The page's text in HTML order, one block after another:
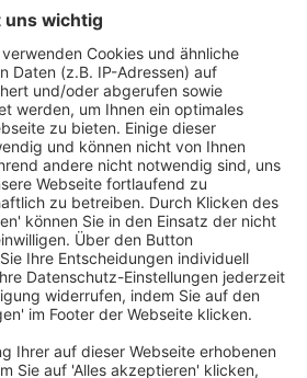
Referenzen zufriedener
und Evaluations-
abrufbar:
ueber-josef-braml/
Stimmen zufriedener Kunden
„eloquenten“, „fundierten“,
„begeisternden“,
„Klartext“-
vortraege/